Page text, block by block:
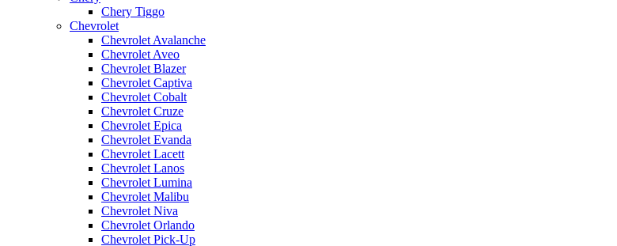
Chery Tiggo
Chevrolet
Chevrolet Avalanche
Chevrolet Aveo
Chevrolet Blazer
Chevrolet Captiva
Chevrolet Cobalt
Chevrolet Cruze
Chevrolet Epica
Chevrolet Evanda
Chevrolet Lacett
Chevrolet Lanos
Chevrolet Lumina
Chevrolet Malibu
Chevrolet Niva
Chevrolet Orlando
Chevrolet Pick-Up